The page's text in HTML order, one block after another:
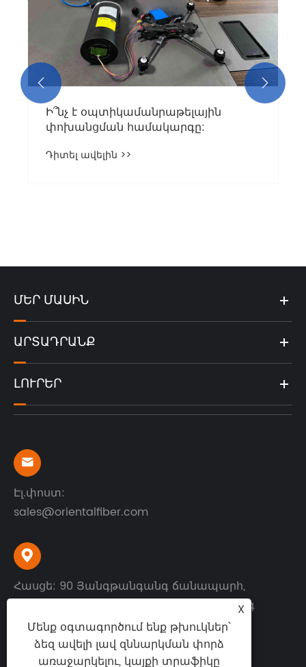
Ի՞նչ է օպտիկամանրաթելային
փոխանցման համակարգը:
Դիտել ավելին >>
 
ՄԵՐ ՄԱՍԻՆ
ԱՐՏԱԴՐԱՆՔ
ԼՈՒՐԵՐ

Էլ.փոստ:
sales@orientalfiber.com

Հասցե: 90 Յանգթանգանգ ճանապարհ,
Տնտեսական զարգացման գոտի, Ջուրոնգ
քաղաք, Ցզյանսու նահանգ, Չինաստան
X
Մենք օգտագործում ենք թխուկներ՝
ձեզ ավելի լավ զննարկման փորձ
առաջարկելու, կայքի տրաֆիկը